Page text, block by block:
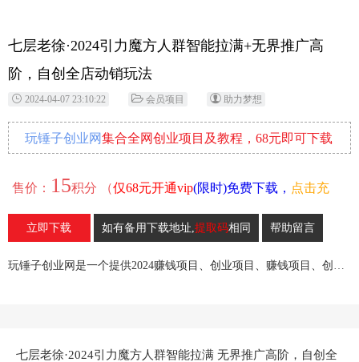
七层老徐·2024引力魔方人群智能拉满+无界推广高
阶，自创全店动销玩法
2024-04-07 23:10:22 会员项目 助力梦想
玩锤子创业网集合全网创业项目及教程，68元即可下载
售价： 15积分 （仅68元开通vip(限时)免费下载， 点击充
）
立即下载 如有备用下载地址,提取码相同 帮助留言
玩锤子创业网是一个提供2024赚钱项目、创业项目、赚钱项目、创业赚钱教程、引流教程的创业网,欢迎来玩锤子创业网！
七层老徐·2024引力魔方人群智能拉满 无界推广高阶，自创全